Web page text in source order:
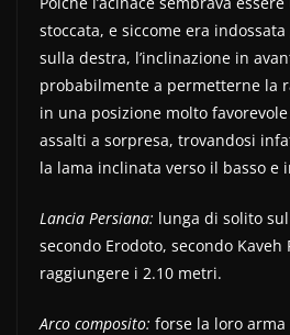
stoccata, e siccome era
sulla destra, l’inclinazione in
probabilmente a permetterne la
in una posizione molto
assalti a sorpresa, trovandosi
la lama inclinata verso il basso e
Lancia Persiana: lunga di solito
secondo Erodoto, secondo Kaveh
raggiungere i 2.10 metri.
Arco composito: forse la loro